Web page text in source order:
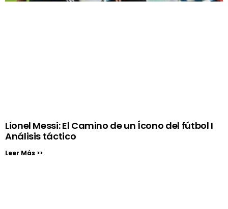
Lionel Messi: El Camino de un Ícono del fútbol I
Análisis táctico
Leer Más >>